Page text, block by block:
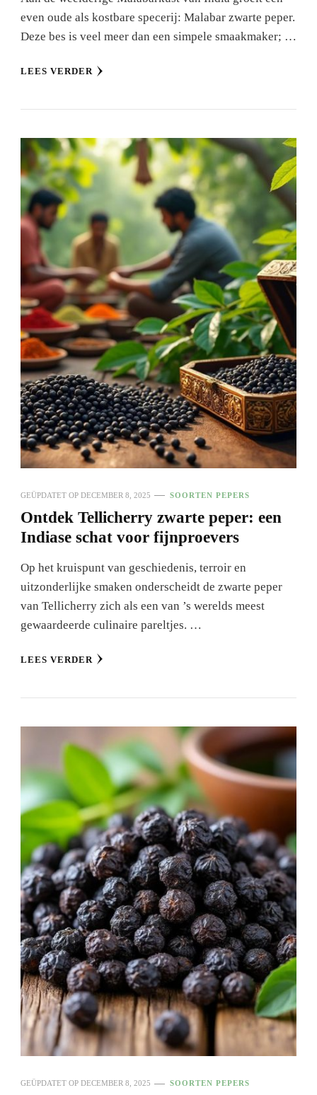
even oude als kostbare specerij: Malabar zwarte peper.
Deze bes is veel meer dan een simpele smaakmaker; …
LEES VERDER
GEÜPDATET OP DECEMBER 8, 2025 SOORTEN PEPERS
Ontdek Tellicherry zwarte peper: een
Indiase schat voor fijnproevers
Op het kruispunt van geschiedenis, terroir en
uitzonderlijke smaken onderscheidt de zwarte peper
van Tellicherry zich als een van ’s werelds meest
gewaardeerde culinaire pareltjes. …
LEES VERDER
GEÜPDATET OP DECEMBER 8, 2025 SOORTEN PEPERS